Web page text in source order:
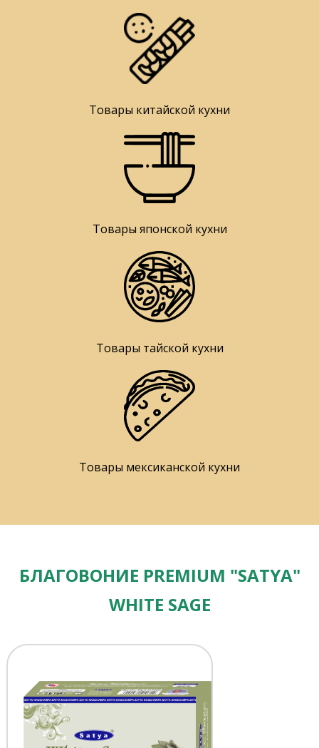
Товары китайской кухни
Товары японской кухни
Товары тайской кухни
Товары мексиканской кухни
БЛАГОВОНИЕ PREMIUM "SATYA"
WHITE SAGE